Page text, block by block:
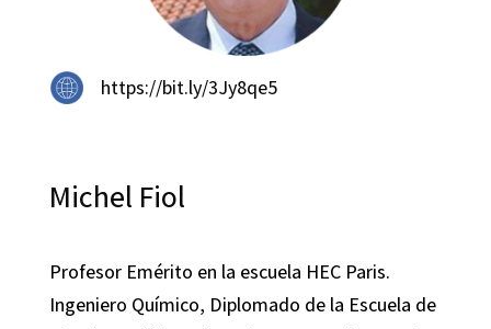
https://bit.ly/3Jy8qe5
Michel Fiol
Profesor Emérito en la escuela HEC Paris.
Ingeniero Químico, Diplomado de la Escuela de